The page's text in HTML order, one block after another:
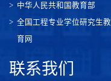
中华人民共和国教育部
全国工程专业学位研究生教
育网
联系我们